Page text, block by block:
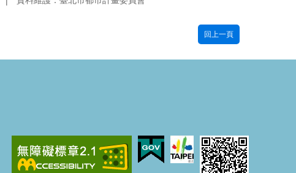
回上一頁